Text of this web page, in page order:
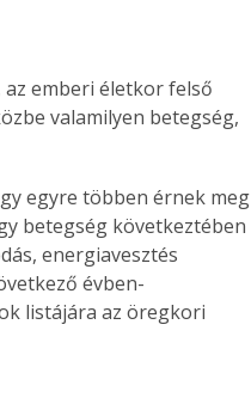
emberi életkor felső
valamilyen betegség,
egyre többen érnek meg
betegség következtében
energiavesztés
évben-
listájára az öregkori